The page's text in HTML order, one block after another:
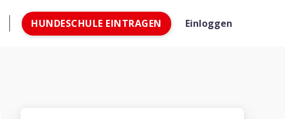
HUNDESCHULE EINTRAGEN Einloggen